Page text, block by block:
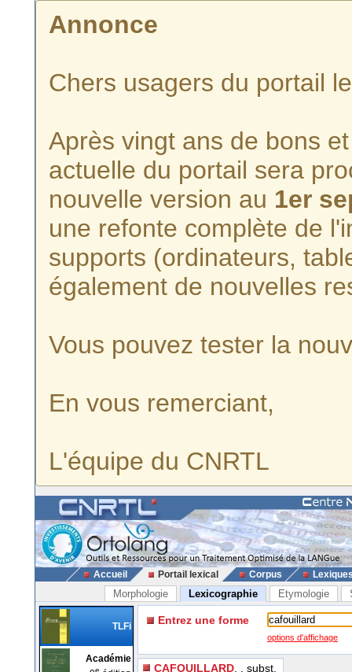
Annonce
Chers usagers du portail
Après vingt ans de bons
actuelle du portail sera
nouvelle version au 1er
une refonte complète de
supports (ordinateurs,
également de nouvelles
Vous pouvez tester la
En vous remerciant,
L'équipe du CNRTL
Accueil Portail lexical Corpus
Morphologie Lexicographie Etymologie
TLFi
Académie
e
Entrez une forme
options d'affichage
CAFOUILLARD , , subst.